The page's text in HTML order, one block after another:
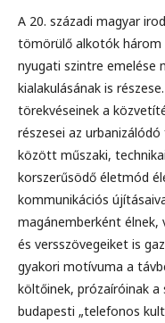
A 20. századi magyar
tömörülő alkotók három
nyugati szintre emelése
kialakulásának is
törekvéseinek a
részesei az
között műszaki,
korszerűsödő életmód
kommunikációs
magánemberként élnek,
és versszövegeiket is
gyakori motívuma a
költőinek, prózaíróinak
budapesti „telefonos